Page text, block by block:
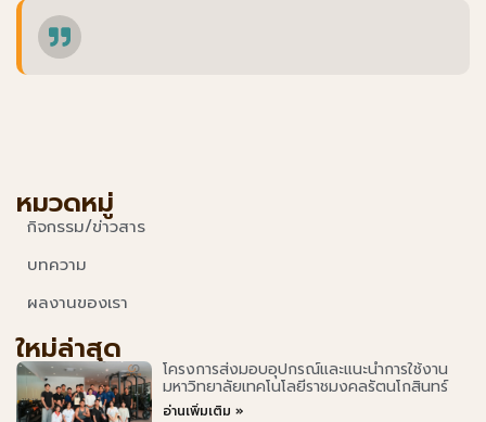
หมวดหมู่
กิจกรรม/ข่าวสาร
บทความ
ผลงานของเรา
ใหม่ล่าสุด
โครงการส่งมอบอุปกรณ์และแนะนำการใช้งาน
มหาวิทยาลัยเทคโนโลยีราชมงคลรัตนโกสินทร์
อ่านเพิ่มเติม »